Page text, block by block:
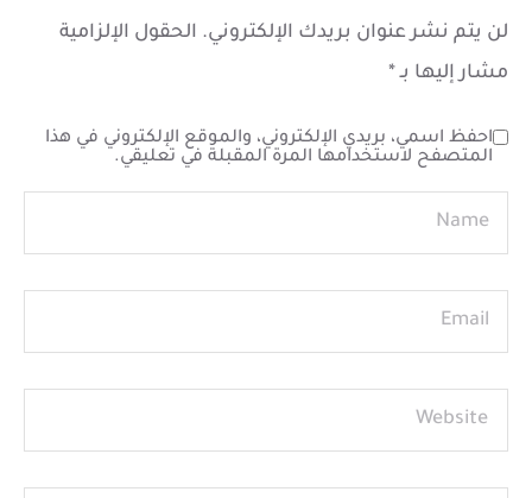
لن يتم نشر عنوان بريدك الإلكتروني. الحقول الإلزامية
مشار إليها بـ*
احفظ اسمي، بريدي الإلكتروني، والموقع الإلكتروني في هذا
المتصفح لاستخدامها المرة المقبلة في تعليقي.